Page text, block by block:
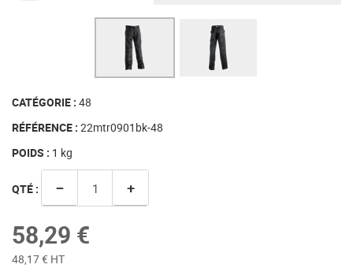
CATÉGORIE : 48
RÉFÉRENCE : 22mtr0901bk-48
POIDS : 1 kg
QTÉ : − +
58,29 €
48,17 € HT